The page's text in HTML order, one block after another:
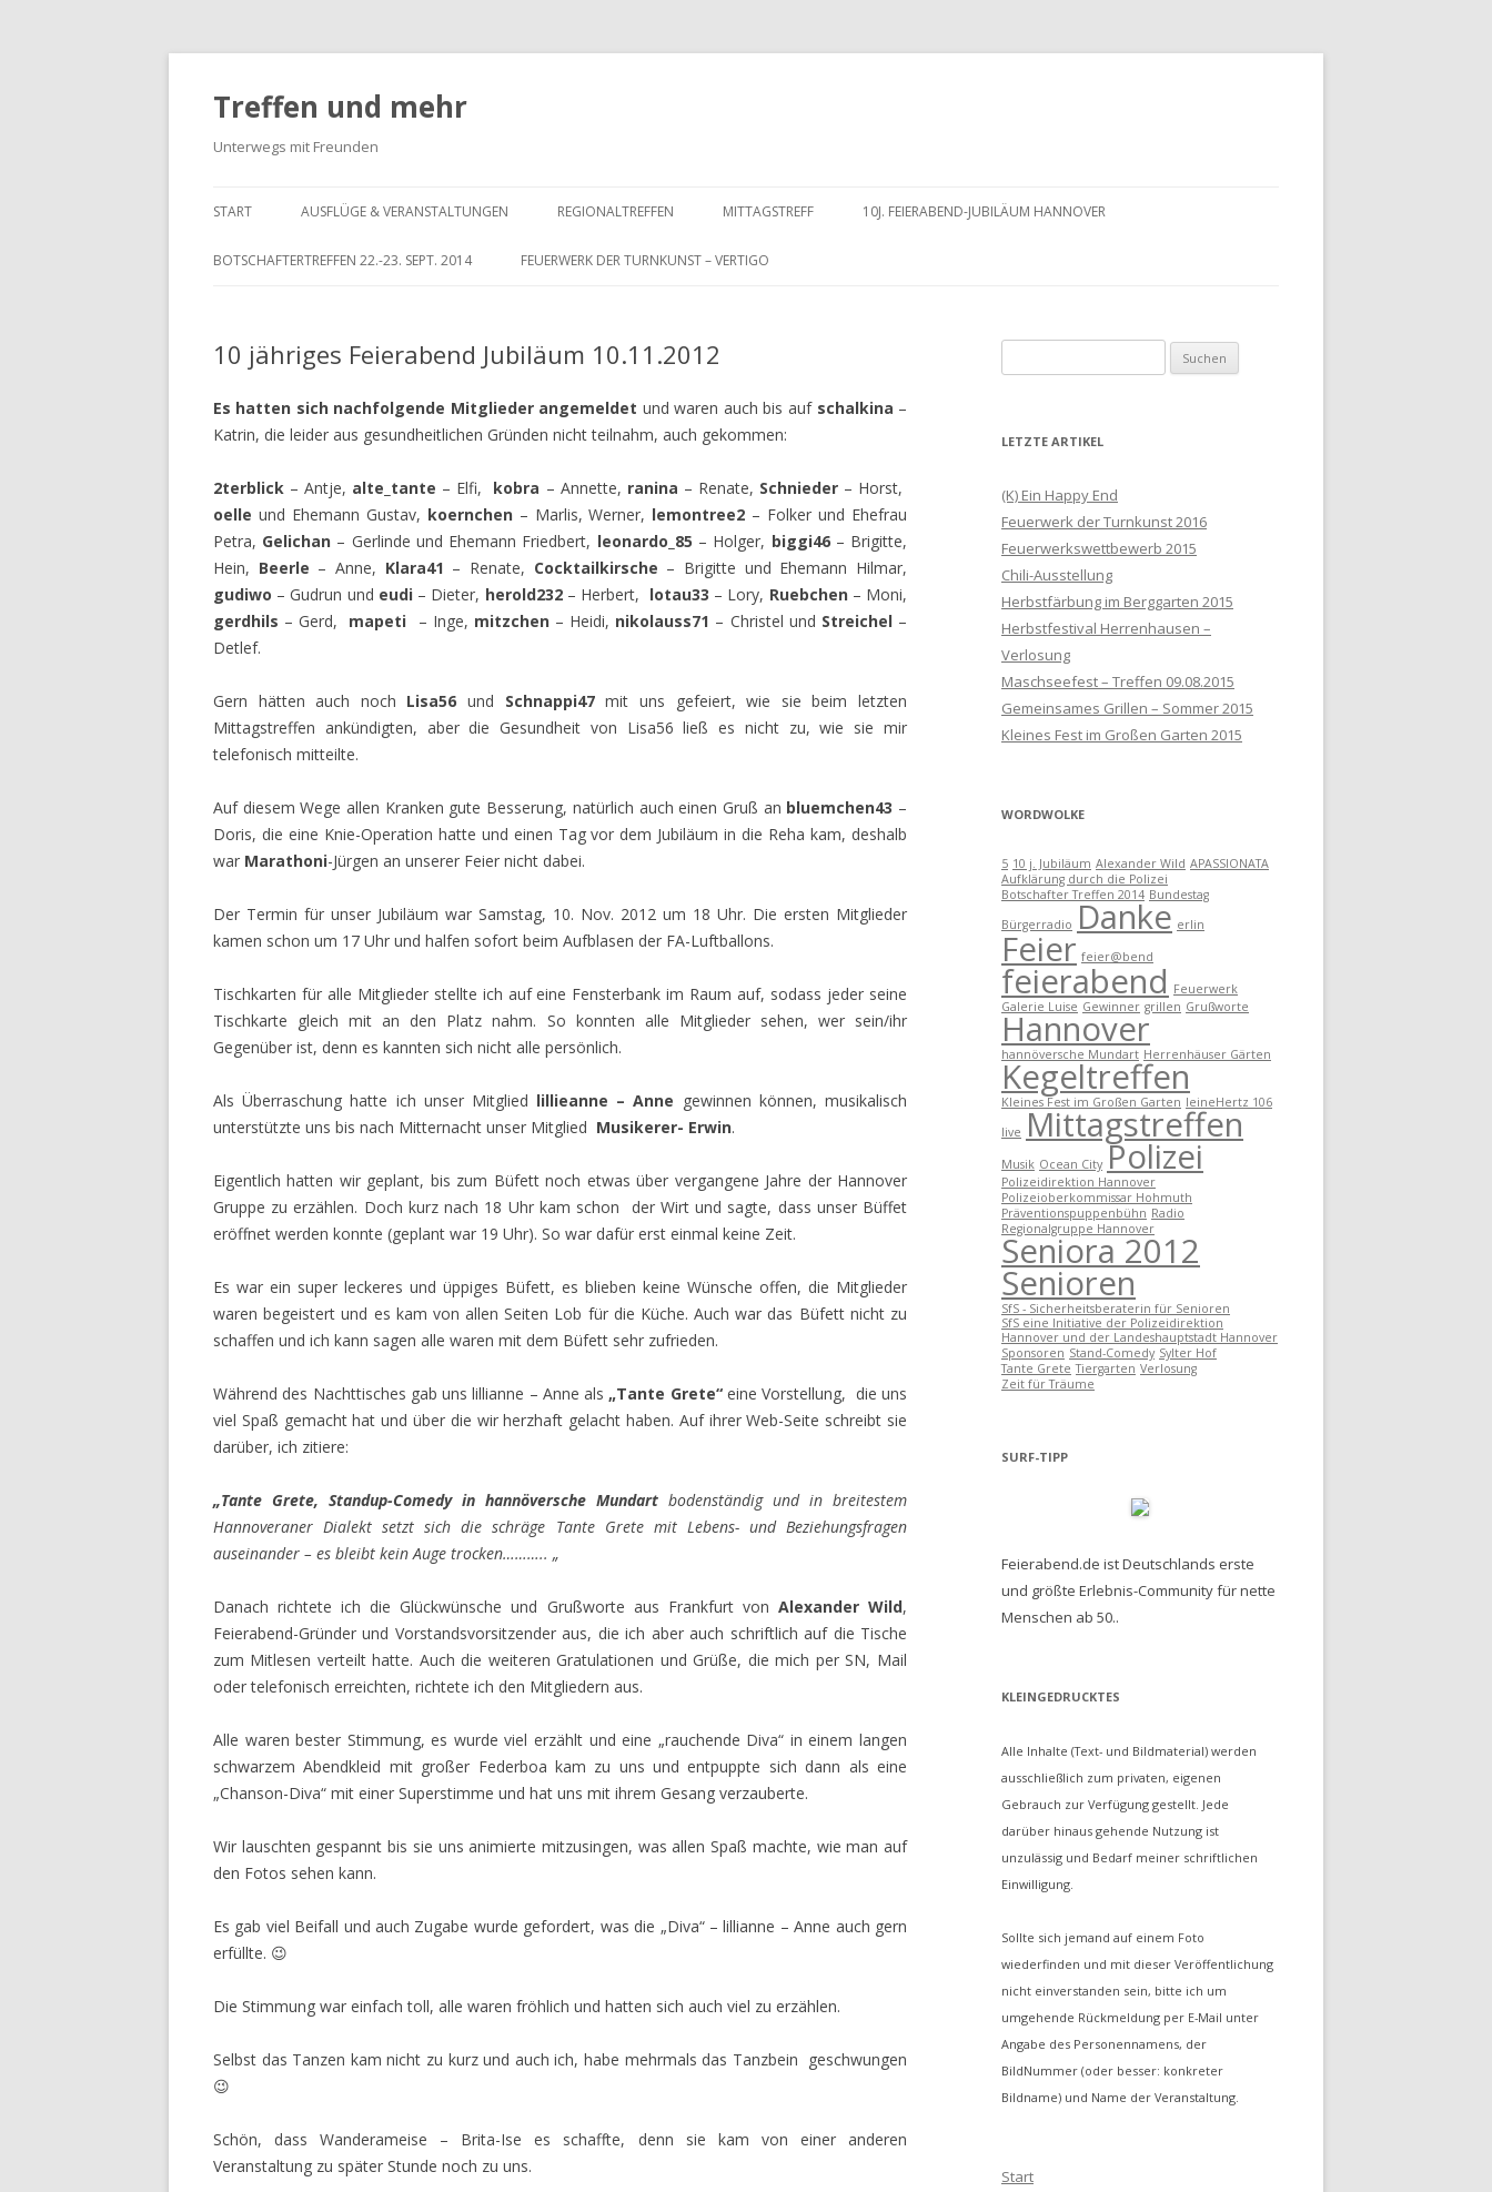
Treffen und mehr
Unterwegs mit Freunden
Inhalt
START AUSFLÜGE & VERANSTALTUNGEN REGIONALTREFFEN MITTAGSTREFF 10J. FEIERABEND-JUBILÄUM HANNOVER
BOTSCHAFTERTREFFEN 22.-23. SEPT. 2014 FEUERWERK DER TURNKUNST – VERTIGO
10 jähriges Feierabend Jubiläum 10.11.2012
Es hatten sich nachfolgende Mitglieder angemeldet und waren auch bis auf schalkina –
Katrin, die leider aus gesundheitlichen Gründen nicht teilnahm, auch gekommen:
2terblick – Antje, alte_tante – Elfi, kobra – Annette, ranina – Renate, Schnieder– Horst,
oelle und Ehemann Gustav, koernchen– Marlis, Werner, lemontree2 – Folker und Ehefrau
Petra, Gelichan – Gerlinde und Ehemann Friedbert, leonardo_85 – Holger, biggi46– Brigitte,
Hein, Beerle – Anne, Klara41 – Renate, Cocktailkirsche – Brigitte und Ehemann Hilmar,
gudiwo – Gudrun und eudi – Dieter, herold232– Herbert, lotau33 – Lory, Ruebchen– Moni,
gerdhils – Gerd, mapeti – Inge, mitzchen – Heidi, nikolauss71 – Christel und Streichel–
Detlef.
Gern hätten auch noch Lisa56 und Schnappi47mit uns gefeiert, wie sie beim letzten
Mittagstreffen ankündigten, aber die Gesundheit von Lisa56 ließ es nicht zu, wie sie mir
telefonisch mitteilte.
Auf diesem Wege allen Kranken gute Besserung, natürlich auch einen Gruß an bluemchen43 –
Doris, die eine Knie-Operation hatte und einen Tag vor dem Jubiläum in die Reha kam, deshalb
war Marathoni-Jürgen an unserer Feier nicht dabei.
Der Termin für unser Jubiläum war Samstag, 10. Nov. 2012 um 18 Uhr. Die ersten Mitglieder
kamen schon um 17 Uhr und halfen sofort beim Aufblasen der FA-Luftballons.
Tischkarten für alle Mitglieder stellte ich auf eine Fensterbank im Raum auf, sodass jeder seine
Tischkarte gleich mit an den Platz nahm. So konnten alle Mitglieder sehen, wer sein/ihr
Gegenüber ist, denn es kannten sich nicht alle persönlich.
Als Überraschung hatte ich unser Mitglied lillieanne – Anne gewinnen können, musikalisch
unterstützte uns bis nach Mitternacht unser Mitglied Musikerer- Erwin.
Eigentlich hatten wir geplant, bis zum Büfett noch etwas über vergangene Jahre der Hannover
Gruppe zu erzählen. Doch kurz nach 18 Uhr kam schon der Wirt und sagte, dass unser Büffet
eröffnet werden konnte (geplant war 19 Uhr). So war dafür erst einmal keine Zeit.
Es war ein super leckeres und üppiges Büfett, es blieben keine Wünsche offen, die Mitglieder
waren begeistert und es kam von allen Seiten Lob für die Küche. Auch war das Büfett nicht zu
schaffen und ich kann sagen alle waren mit dem Büfett sehr zufrieden.
Während des Nachttisches gab uns lillianne – Anne als „Tante Grete“eine Vorstellung, die uns
viel Spaß gemacht hat und über die wir herzhaft gelacht haben. Auf ihrer Web-Seite schreibt sie
darüber, ich zitiere:
„Tante Grete, Standup-Comedy in hannöversche Mundart bodenständig und in breitestem
Hannoveraner Dialekt setzt sich die schräge Tante Grete mit Lebens- und Beziehungsfragen
auseinander – es bleibt kein Auge trocken……….. „
Danach richtete ich die Glückwünsche und Grußworte aus Frankfurt von Alexander Wild,
Feierabend-Gründer und Vorstandsvorsitzender aus, die ich aber auch schriftlich auf die Tische
zum Mitlesen verteilt hatte. Auch die weiteren Gratulationen und Grüße, die mich per SN, Mail
oder telefonisch erreichten, richtete ich den Mitgliedern aus.
Alle waren bester Stimmung, es wurde viel erzählt und eine „rauchende Diva“ in einem langen
schwarzem Abendkleid mit großer Federboa kam zu uns und entpuppte sich dann als eine
„Chanson-Diva“ mit einer Superstimme und hat uns mit ihrem Gesang verzauberte.
Wir lauschten gespannt bis sie uns animierte mitzusingen, was allen Spaß machte, wie man auf
den Fotos sehen kann.
Es gab viel Beifall und auch Zugabe wurde gefordert, was die „Diva“ – lillianne – Anne auch gern
erfüllte. 😉
Die Stimmung war einfach toll, alle waren fröhlich und hatten sich auch viel zu erzählen.
Selbst das Tanzen kam nicht zu kurz und auch ich, habe mehrmals das Tanzbein geschwungen
😉
Schön, dass Wanderameise – Brita-Ise es schaffte, denn sie kam von einer anderen
Veranstaltung zu später Stunde noch zu uns.
nach:
LETZTE ARTIKEL
(K) Ein Happy End
Feuerwerk der Turnkunst 2016
Feuerwerkswettbewerb 2015
Chili-Ausstellung
Herbstfärbung im Berggarten 2015
Herbstfestival Herrenhausen –
Verlosung
Maschseefest – Treffen 09.08.2015
Gemeinsames Grillen – Sommer 2015
Kleines Fest im Großen Garten 2015
WORDWOLKE
5 10 j. Jubiläum Alexander Wild APASSIONATA
Aufklärung durch die Polizei
Botschafter Treffen 2014 Bundestag
Bürgerradio Danke erlin
Feier feier@bend
feierabend Feuerwerk
Galerie Luise Gewinner grillen Grußworte
Hannover
hannöversche Mundart Herrenhäuser Gärten
Kegeltreffen
Kleines Fest im Großen Garten leineHertz 106
live Mittagstreffen
Musik Ocean City Polizei
Polizeidirektion Hannover
Polizeioberkommissar Hohmuth
Präventionspuppenbühn Radio
Regionalgruppe Hannover
Seniora 2012
Senioren
SfS - Sicherheitsberaterin für Senioren
SfS eine Initiative der Polizeidirektion
Hannover und der Landeshauptstadt Hannover
Sponsoren Stand-Comedy Sylter Hof
Tante Grete Tiergarten Verlosung
Zeit für Träume
SURF-TIPP
Feierabend.de ist Deutschlands erste
und größte Erlebnis-Community für nette
Menschen ab 50..
KLEINGEDRUCKTES
Alle Inhalte (Text- und Bildmaterial) werden
ausschließlich zum privaten, eigenen
Gebrauch zur Verfügung gestellt. Jede
darüber hinaus gehende Nutzung ist
unzulässig und Bedarf meiner schriftlichen
Einwilligung.
Sollte sich jemand auf einem Foto
wiederfinden und mit dieser Veröffentlichung
nicht einverstanden sein, bitte ich um
umgehende Rückmeldung per E-Mail unter
Angabe des Personennamens, der
BildNummer (oder besser: konkreter
Bildname) und Name der Veranstaltung.
Start